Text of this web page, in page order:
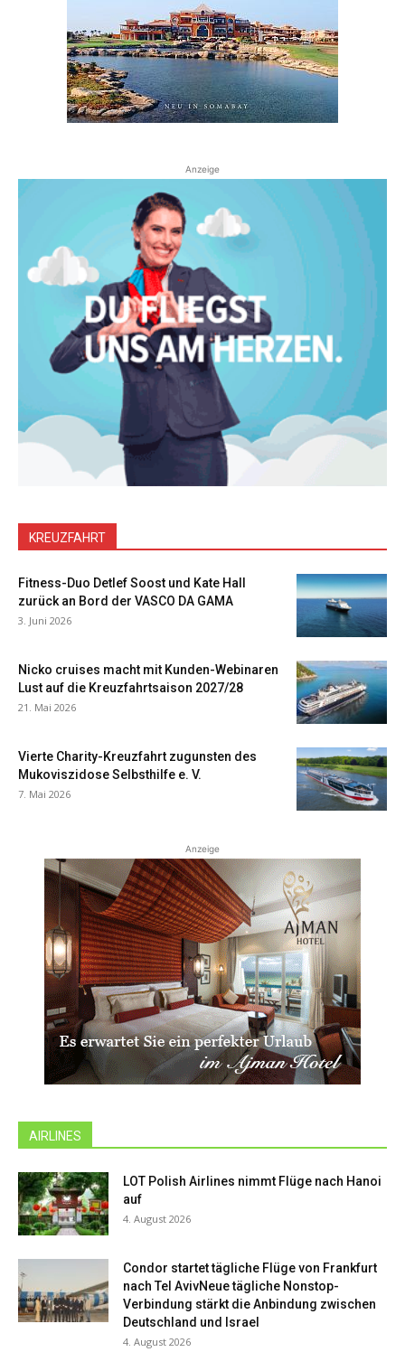
Anzeige
KREUZFAHRT
Fitness-Duo Detlef Soost und Kate Hall
zurück an Bord der VASCO DA GAMA
3. Juni 2026
Nicko cruises macht mit Kunden-Webinaren
Lust auf die Kreuzfahrtsaison 2027/28
21. Mai 2026
Vierte Charity-Kreuzfahrt zugunsten des
Mukoviszidose Selbsthilfe e. V.
7. Mai 2026
Anzeige
AIRLINES
LOT Polish Airlines nimmt Flüge nach Hanoi
auf
4. August 2026
Condor startet tägliche Flüge von Frankfurt
nach Tel AvivNeue tägliche Nonstop-
Verbindung stärkt die Anbindung zwischen
Deutschland und Israel
4. August 2026